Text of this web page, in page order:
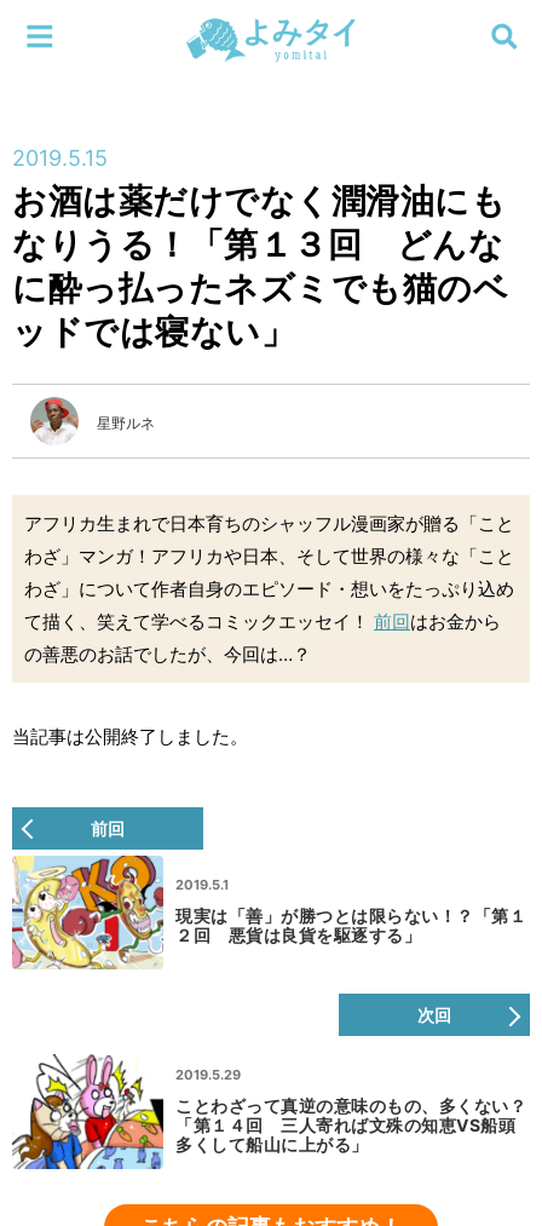
連載
新刊
特集
編集部
検索する
メニューを閉じる
2019.5.15
お酒は薬だけでなく潤滑油にも
なりうる！「第１３回 どんな
に酔っ払ったネズミでも猫のベ
ッドでは寝ない」
星野ルネ
アフリカ生まれで日本育ちのシャッフル漫画家が贈る「こと
わざ」マンガ！アフリカや日本、そして世界の様々な「こと
わざ」について作者自身のエピソード・想いをたっぷり込め
て描く、笑えて学べるコミックエッセイ！ 前回はお金から
の善悪のお話でしたが、今回は…？
当記事は公開終了しました。
前回
2019.5.1
現実は「善」が勝つとは限らない！？「第１
２回 悪貨は良貨を駆逐する」
次回
2019.5.29
ことわざって真逆の意味のもの、多くない？
「第１４回 三人寄れば文殊の知恵VS船頭
多くして船山に上がる」